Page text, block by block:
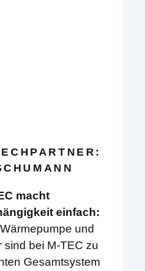
macht
einfach:
und
sind bei M-TEC zu
Gesamtsystem